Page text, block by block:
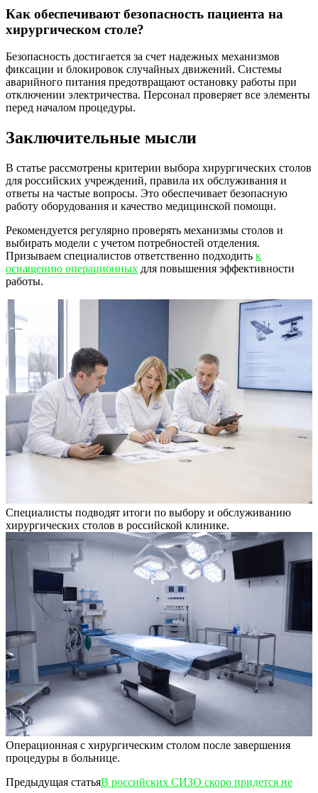
Как обеспечивают безопасность пациента на
хирургическом столе?
Безопасность достигается за счет надежных механизмов
фиксации и блокировок случайных движений. Системы
аварийного питания предотвращают остановку работы при
отключении электричества. Персонал проверяет все элементы
перед началом процедуры.
Заключительные мысли
В статье рассмотрены критерии выбора хирургических столов
для российских учреждений, правила их обслуживания и
ответы на частые вопросы. Это обеспечивает безопасную
работу оборудования и качество медицинской помощи.
Рекомендуется регулярно проверять механизмы столов и
выбирать модели с учетом потребностей отделения.
Призываем специалистов ответственно подходить к
оснащению операционных для повышения эффективности
работы.
Специалисты подводят итоги по выбору и обслуживанию
хирургических столов в российской клинике.
Операционная с хирургическим столом после завершения
процедуры в больнице.
Предыдущая статьяВ российских СИЗО скоро придется не